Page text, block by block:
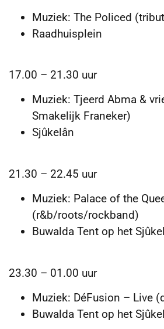
Muziek: The Policed
Raadhuisplein
17.00 – 21.30 uur
Muziek: Tjeerd Abma &
Smakelijk Franeker)
Sjûkelân
21.30 – 22.45 uur
Muziek: Palace of the
(r&b/roots/rockband)
Buwalda Tent op het
23.30 – 01.00 uur
Muziek: DéFusion – Live
Buwalda Tent op het